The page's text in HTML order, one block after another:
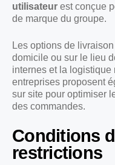
utilisateur est conçue
de marque du groupe.
Les options de
domicile ou sur le lieu
internes et la
entreprises proposent
sur site pour optimiser
des commandes.
Conditions
restrictions